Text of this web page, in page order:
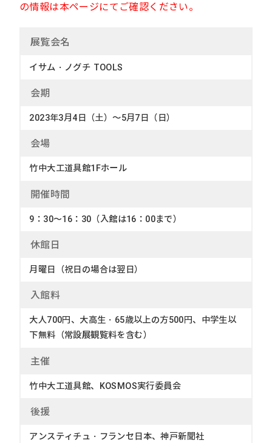
の情報は本ページにてご確認ください。
展覧会名
イサム・ノグチ TOOLS
会期
2023年3月4日（土）～5月7日（日）
会場
竹中大工道具館1Fホール
開催時間
9：30〜16：30（入館は16：00まで）
休館日
月曜日（祝日の場合は翌日）
入館料
大人700円、大高生・65歳以上の方500円、中学生以
下無料（常設展観覧料を含む）
主催
竹中大工道具館、KOSMOS実行委員会
後援
アンスティチュ・フランセ日本、神戸新聞社